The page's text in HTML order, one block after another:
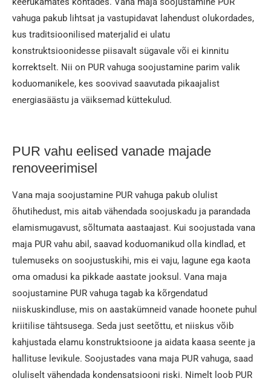
vahuga pakub lihtsat ja vastupidavat lahendust olukordades,
kus traditsioonilised materjalid ei ulatu
konstruktsioonidesse piisavalt sügavale või ei kinnitu
korrektselt. Nii on PUR vahuga soojustamine parim valik
koduomanikele, kes soovivad saavutada pikaajalist
energiasäästu ja väiksemad küttekulud.
PUR vahu eelised vanade majade
renoveerimisel
Vana maja soojustamine PUR vahuga pakub olulist
õhutihedust, mis aitab vähendada soojuskadu ja parandada
elamismugavust, sõltumata aastaajast. Kui soojustada vana
maja PUR vahu abil, saavad koduomanikud olla kindlad, et
tulemuseks on soojustuskihi, mis ei vaju, lagune ega kaota
oma omadusi ka pikkade aastate jooksul. Vana maja
soojustamine PUR vahuga tagab ka kõrgendatud
niiskuskindluse, mis on aastakümneid vanade hoonete puhul
kriitilise tähtsusega. Seda just seetõttu, et niiskus võib
kahjustada elamu konstruktsioone ja aidata kaasa seente ja
hallituse levikule. Soojustades vana maja PUR vahuga, saad
oluliselt vähendada kondensatsiooni riski. Nimelt loob PUR